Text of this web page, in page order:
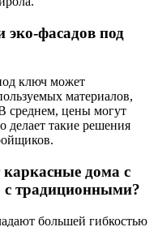
эко-фасадов под
ключ может
материалов,
среднем, цены могут
делает такие решения
дома с
с традиционными?
большей гибкостью